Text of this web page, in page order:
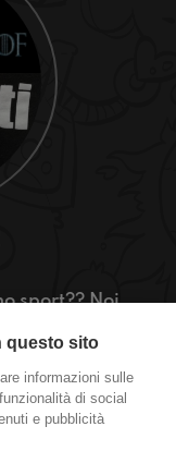
sport?? Noi
e
questo sito
informazioni sulle
di social
e pubblicità